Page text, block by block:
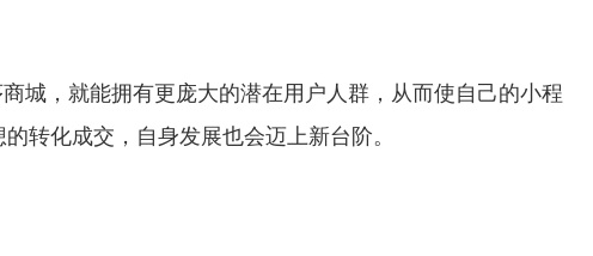
城，就能拥有更庞大的潜在用户人群，从而使自己的小程
转化成交，自身发展也会迈上新台阶。